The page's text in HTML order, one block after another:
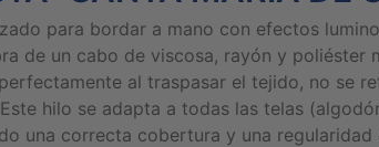
para bordar a mano con efectos
de un cabo de viscosa, rayón y poliéster
al traspasar el tejido, no se
hilo se adapta a todas las telas
una correcta cobertura y una regularidad